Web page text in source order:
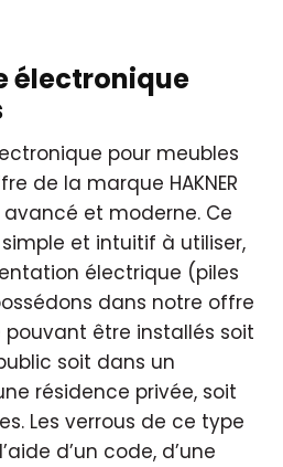
électronique
pour meubles
de la marque HAKNER
et moderne. Ce
et intuitif à utiliser,
électrique (piles
dans notre offre
être installés soit
soit dans un
résidence privée, soit
Les verrous de ce type
d’un code, d’une